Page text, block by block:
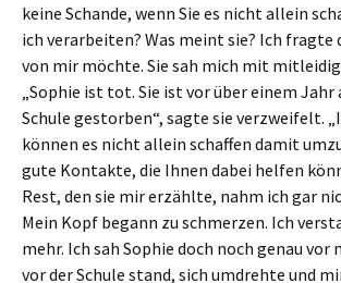
keine Schande, wenn Sie es nicht allein
ich verarbeiten? Was meint sie? Ich fragte
von mir möchte. Sie sah mich mit
„Sophie ist tot. Sie ist vor über einem Jahr
Schule gestorben“, sagte sie verzweifelt.
können es nicht allein schaffen damit
gute Kontakte, die Ihnen dabei helfen
Rest, den sie mir erzählte, nahm ich gar
Mein Kopf begann zu schmerzen. Ich
mehr. Ich sah Sophie doch noch genau vor
vor der Schule stand, sich umdrehte und